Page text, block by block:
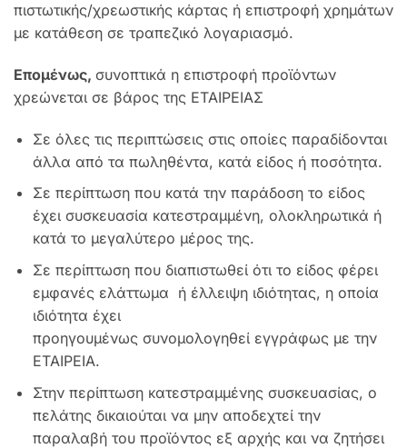
πιστωτικής/χρεωστικής κάρτας ή επιστροφή χρημάτων
με κατάθεση σε τραπεζικό λογαριασμό.
Επομένως, συνοπτικά η επιστροφή προϊόντων
χρεώνεται σε βάρος της ΕΤΑΙΡΕΙΑΣ
Σε όλες τις περιπτώσεις στις οποίες παραδίδονται
άλλα από τα πωληθέντα, κατά είδος ή ποσότητα.
Σε περίπτωση που κατά την παράδοση το είδος
έχει συσκευασία κατεστραμμένη, ολοκληρωτικά ή
κατά το μεγαλύτερο μέρος της.
Σε περίπτωση που διαπιστωθεί ότι το είδος φέρει
εμφανές ελάττωμα ή έλλειψη ιδιότητας, η οποία
ιδιότητα έχει
προηγουμένως συνομολογηθεί εγγράφως με την
ΕΤΑΙΡΕΙΑ.
Στην περίπτωση κατεστραμμένης συσκευασίας, ο
πελάτης δικαιούται να μην αποδεχτεί την
παραλαβή του προϊόντος εξ αρχής και να ζητήσει